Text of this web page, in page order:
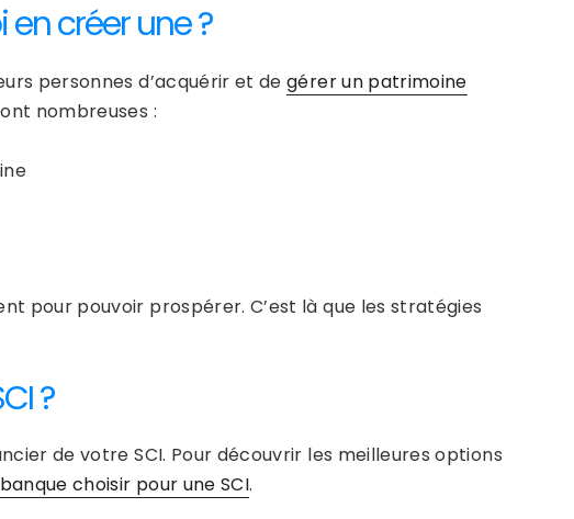
en créer une ?
personnes d’acquérir et degérer un patrimoine
nombreuses :
pour pouvoir prospérer. C’est là que les stratégies
?
de votre SCI. Pour découvrir les meilleures options
choisir pour une SCI.